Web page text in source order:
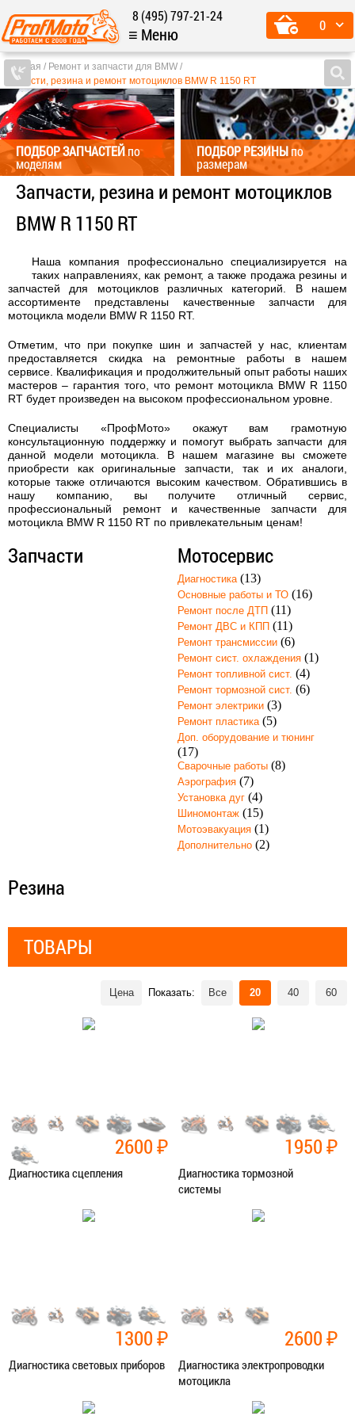
8 (495) 797-21-24
0
≡ Меню
Главная
Ремонт и запчасти для BMW
Запчасти, резина и ремонт мотоциклов BMW R 1150 RT
ПОДБОР ЗАПЧАСТЕЙпо
моделям
ПОДБОР РЕЗИНЫпо
размерам
Запчасти, резина и ремонт мотоциклов
BMW R 1150 RT
Наша компания профессионально специализируется на
таких направлениях, как ремонт, а также продажа резины и
запчастей для мотоциклов различных категорий. В нашем
ассортименте представлены качественные запчасти для
мотоцикла модели BMW R 1150 RT.
Отметим, что при покупке шин и запчастей у нас, клиентам
предоставляется скидка на ремонтные работы в нашем
сервисе. Квалификация и продолжительный опыт работы наших
мастеров – гарантия того, что ремонт мотоцикла BMW R 1150
RT будет произведен на высоком профессиональном уровне.
Специалисты «ПрофМото» окажут вам грамотную
консультационную поддержку и помогут выбрать запчасти для
данной модели мотоцикла. В нашем магазине вы сможете
приобрести как оригинальные запчасти, так и их аналоги,
которые также отличаются высоким качеством. Обратившись в
нашу компанию, вы получите отличный сервис,
профессиональный ремонт и качественные запчасти для
мотоцикла BMW R 1150 RT по привлекательным ценам!
Запчасти Мотосервис
Диагностика(13)
Основные работы и ТО(16)
Ремонт после ДТП(11)
Ремонт ДВС и КПП(11)
Ремонт трансмиссии(6)
Ремонт сист. охлаждения(1)
Ремонт топливной сист. (4)
Ремонт тормозной сист. (6)
Ремонт электрики(3)
Ремонт пластика(5)
Доп. оборудование и тюнинг
(17)
Сварочные работы(8)
Аэрография(7)
Установка дуг(4)
Шиномонтаж(15)
Мотоэвакуация(1)
Дополнительно(2)
Резина
ТОВАРЫ
Показать: Все 20 40 60
Цена
2600₽
Диагностика сцепления
Диагностика
1950₽
Диагностика тормозной
системы
Диагностика
1300₽
Диагностика световых приборов
Диагностика
2600₽
Диагностика электропроводки
мотоцикла
Диагностика